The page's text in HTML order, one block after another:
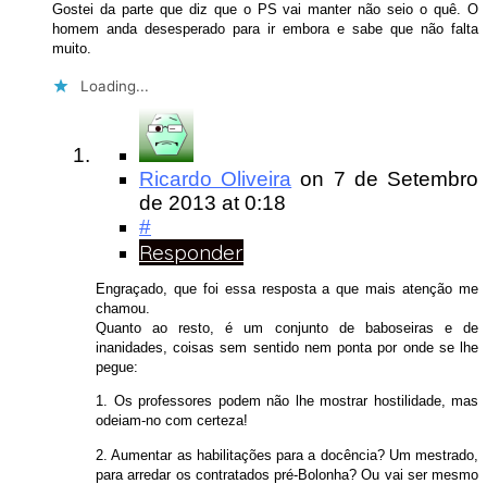
Gostei da parte que diz que o PS vai manter não seio o quê. O
homem anda desesperado para ir embora e sabe que não falta
muito.
Loading...
Ricardo Oliveira on 7 de Setembro
de 2013 at 0:18
#
Responder
Engraçado, que foi essa resposta a que mais atenção me
chamou.
Quanto ao resto, é um conjunto de baboseiras e de
inanidades, coisas sem sentido nem ponta por onde se lhe
pegue:
1. Os professores podem não lhe mostrar hostilidade, mas
odeiam-no com certeza!
2. Aumentar as habilitações para a docência? Um mestrado,
para arredar os contratados pré-Bolonha? Ou vai ser mesmo